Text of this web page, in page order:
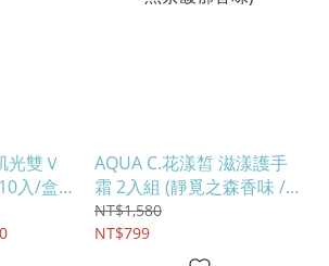
入/盒
AQUA C.花漾皙 滋漾護手
霜 2入組 (靜覓之森香味 /
黑茶馥郁香味)
NT$1,580
NT$799